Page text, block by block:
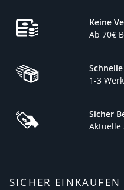
Keine
Ab 70€
1-3
Sicher
Aktuelle
SICHER EINKAUFEN